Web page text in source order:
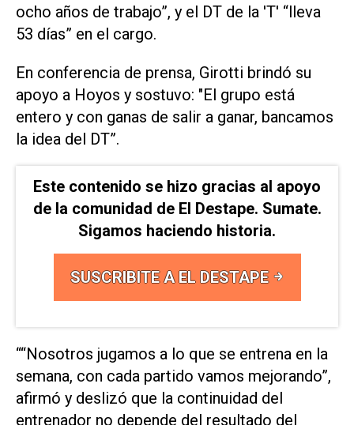
ocho años de trabajo”, y el DT de la 'T' “lleva
53 días” en el cargo.
En conferencia de prensa, Girotti brindó su
apoyo a Hoyos y sostuvo: "El grupo está
entero y con ganas de salir a ganar, bancamos
la idea del DT”.
Este contenido se hizo gracias al apoyo
de la comunidad de El Destape. Sumate.
Sigamos haciendo historia.
SUSCRIBITE A EL DESTAPE
““Nosotros jugamos a lo que se entrena en la
semana, con cada partido vamos mejorando”,
afirmó y deslizó que la continuidad del
entrenador no depende del resultado del